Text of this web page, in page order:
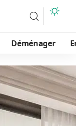
Déménager